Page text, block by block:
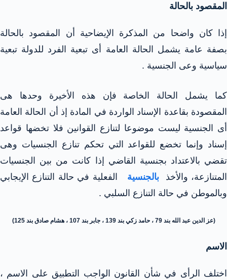
المقصود بالحالة
إذا كان واضحا من المذكرة الإيضاحية أن المقصود بالحالة
بصفة عامة يشمل الحالة العامة أى تبعية الفرد للدولة تبعية
سياسية وعى الجنسية .
كما يشمل الحالة الخاصة فإن هذه الأخيرة وحدها هى
المقصودة بقاعدة الإسناد الواردة في المادة إذ أن الحالة العامة
أى الجنسية ليست موضوعا لتنازع القوانين فلا تخضها قواعد
إسناد وإنما تخضع للقواعد التي تحكم تنازع الجنسيات وهى
تقضي بالاعتداد بجنسية القاضي إذا كانت من بين الجنسيات
المتنازعة، والأخذبالجنسية
الفعلية في حالة التنازع الإيجابي
وبالموطن في حالة التنازع السلبي .
(عز الدين عبد الله بند 79 ، حامد زكي بند 139 ، جابر بند 107 ، هشام صادق بند 125)
الاسم
اختلف الرأى في شأن القانون الواجب التطبيق على الاسم ،